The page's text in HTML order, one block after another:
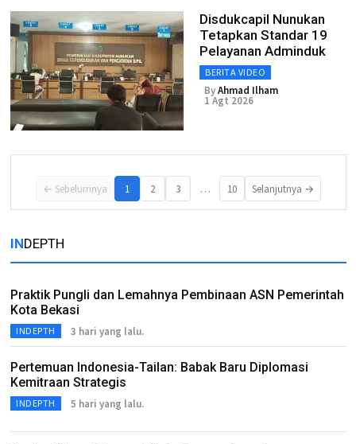
Disdukcapil Nunukan
Tetapkan Standar 19
Pelayanan Adminduk
BERITA VIDEO
ByAhmad Ilham
1 Agt 2026
← Sebelumnya 1 2 3 … 10 Selanjutnya →
INDEPTH
Praktik Pungli dan Lemahnya Pembinaan ASN Pemerintah
Kota Bekasi
INDEPTH 3 hari yang lalu.
Pertemuan Indonesia-Tailan: Babak Baru Diplomasi
Kemitraan Strategis
INDEPTH 5 hari yang lalu.